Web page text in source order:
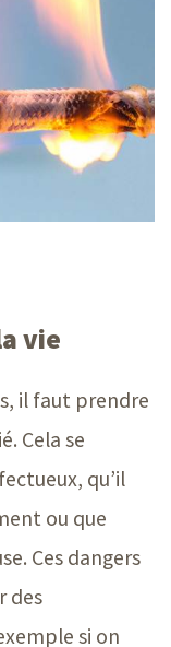
vie
il faut prendre
Cela se
qu’il
ou que
Ces dangers
des
si on